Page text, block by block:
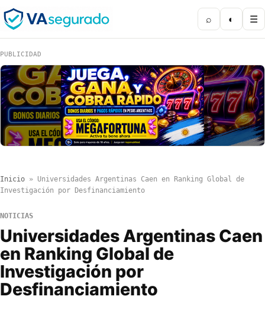
⌕ ◐ ☰
PUBLICIDAD
Inicio » Universidades Argentinas Caen en Ranking Global de
Investigación por Desfinanciamiento
NOTICIAS
Universidades Argentinas Caen
en Ranking Global de
Investigación por
Desfinanciamiento